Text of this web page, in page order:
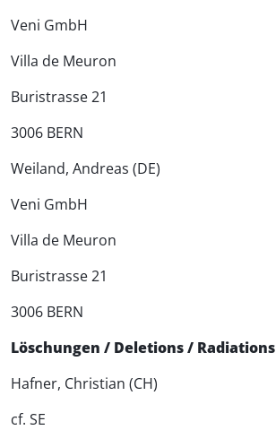
Veni GmbH
Villa de Meuron
Buristrasse 21
3006 BERN
Weiland, Andreas (DE)
Veni GmbH
Villa de Meuron
Buristrasse 21
3006 BERN
Löschungen / Deletions / Radiations
Hafner, Christian (CH)
cf. SE